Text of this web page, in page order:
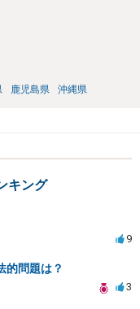
鹿児島県 沖縄県
キング
9
的問題は？
3